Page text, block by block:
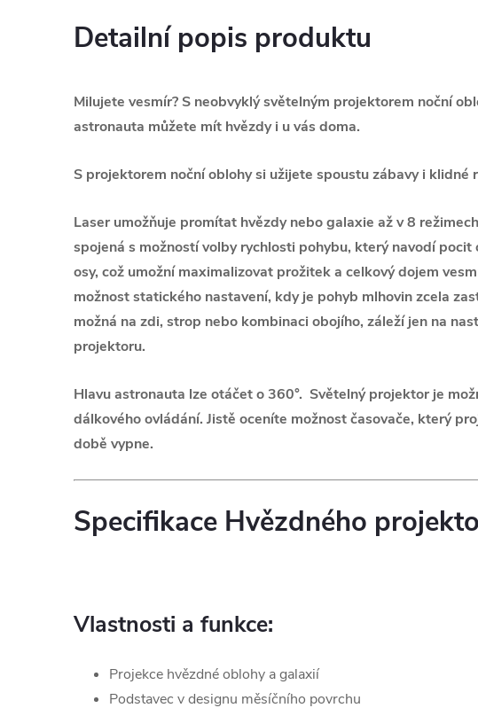
Detailní popis produktu
Milujete vesmír? S neobvyklý světelným projektorem noční
astronauta můžete mít hvězdy i u vás doma.
S projektorem noční oblohy si užijete spoustu zábavy i klidné
Laser umožňuje promítat hvězdy nebo galaxie až v 8
spojená s možností volby rychlosti pohybu, který navodí pocit
osy, což umožní maximalizovat prožitek a celkový dojem
možnost statického nastavení, kdy je pohyb mlhovin zcela
možná na zdi, strop nebo kombinaci obojího, záleží jen na
projektoru.
Hlavu astronauta lze otáčet o 360°. Světelný projektor je
dálkového ovládání. Jistě oceníte možnost časovače, který
době vypne.
Specifikace Hvězdného
Vlastnosti a funkce:
Projekce hvězdné oblohy a galaxií
Podstavec v designu měsíčního povrchu